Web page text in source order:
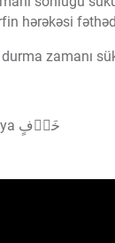
hərəkəsi
ٱلۡبَيۡتِ və ya خَوۡفٍ